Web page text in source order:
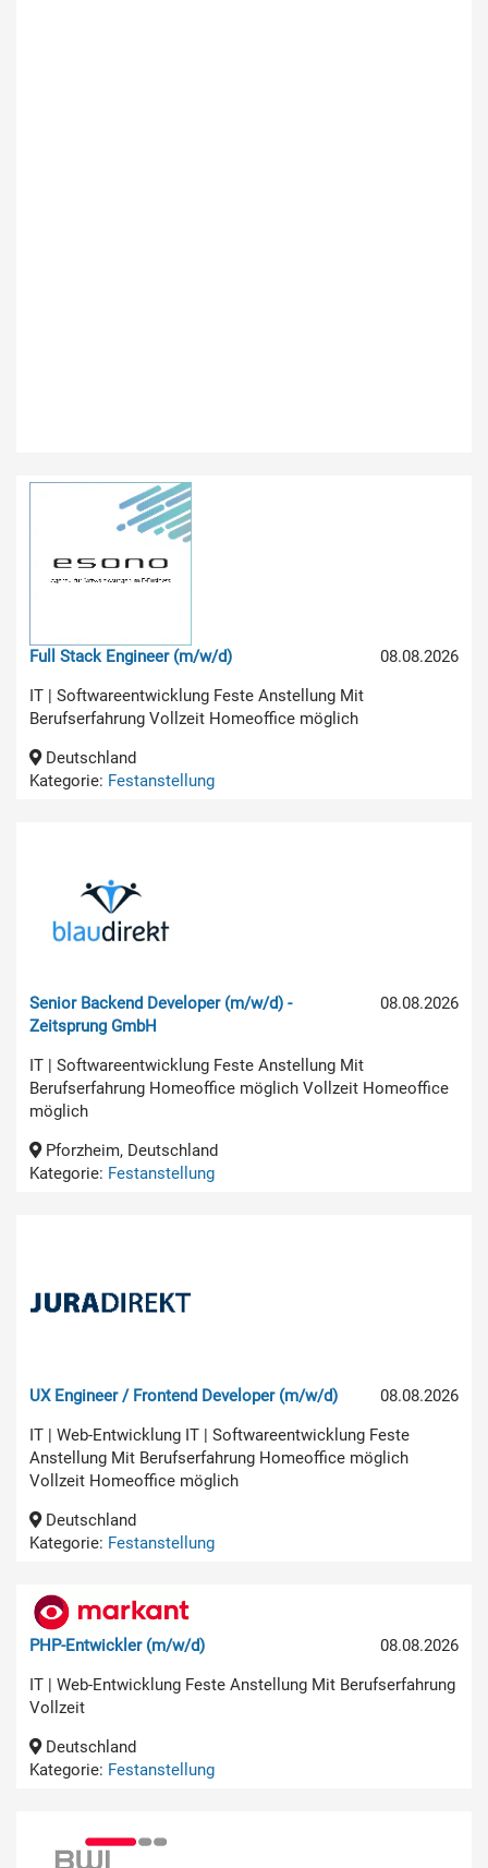
08.08.2026
Full Stack Engineer (m/w/d)
IT | Softwareentwicklung Feste Anstellung Mit
Berufserfahrung Vollzeit Homeoffice möglich
Deutschland
Kategorie: Festanstellung
08.08.2026
Senior Backend Developer (m/w/d) -
Zeitsprung GmbH
IT | Softwareentwicklung Feste Anstellung Mit
Berufserfahrung Homeoffice möglich Vollzeit Homeoffice
möglich
Pforzheim, Deutschland
Kategorie: Festanstellung
08.08.2026
UX Engineer / Frontend Developer (m/w/d)
IT | Web-Entwicklung IT | Softwareentwicklung Feste
Anstellung Mit Berufserfahrung Homeoffice möglich
Vollzeit Homeoffice möglich
Deutschland
Kategorie: Festanstellung
08.08.2026
PHP-Entwickler (m/w/d)
IT | Web-Entwicklung Feste Anstellung Mit Berufserfahrung
Vollzeit
Deutschland
Kategorie: Festanstellung